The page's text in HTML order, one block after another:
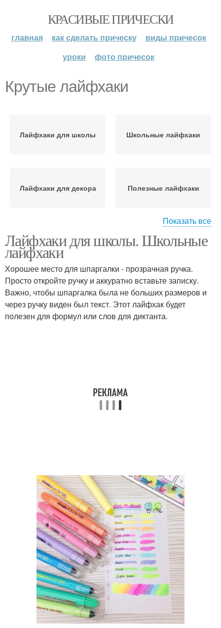
КРАСИВЫЕ ПРИЧЕСКИ
главная как сделать прическу
виды причесок
уроки
фото причесок
Крутые лайфхаки
Лайфхаки для школы Школьные лайфхаки
Лайфхаки для декора Полезные лайфхаки
Лайфхаки для
школьников
Лайфхаки для телефона
Показать все
Лайфхаки для школы. Школьные
лайфхаки
Хорошее место для шпаргалки - прозрачная ручка.
Просто откройте ручку и аккуратно вставьте записку.
Важно, чтобы шпаргалка была не больших размеров и
через ручку виден был текст. Этот лайфхак будет
полезен для формул или слов для диктанта.